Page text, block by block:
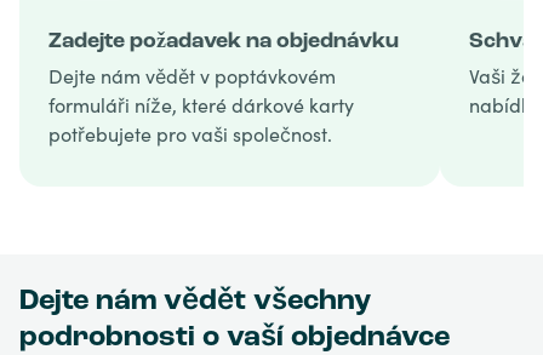
Zadejte požadavek na objednávku
Dejte nám vědět v poptávkovém
formuláři níže, které dárkové karty
potřebujete pro vaši společnost.
Vaši
Dejte nám vědět všechny
podrobnosti o vaší objednávce